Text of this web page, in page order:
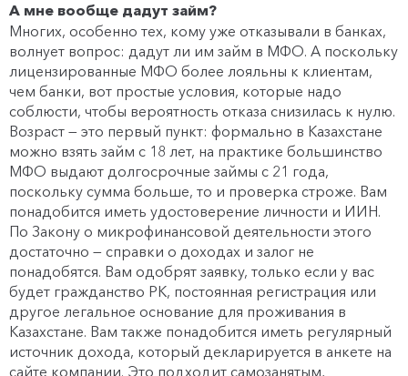
А мне вообще дадут займ?
Многих, особенно тех, кому уже отказывали в банках,
волнует вопрос: дадут ли им займ в МФО. А поскольку
лицензированные МФО более лояльны к клиентам,
чем банки, вот простые условия, которые надо
соблюсти, чтобы вероятность отказа снизилась к нулю.
Возраст — это первый пункт: формально в Казахстане
можно взять займ с 18 лет, на практике большинство
МФО выдают долгосрочные займы с 21 года,
поскольку сумма больше, то и проверка строже. Вам
понадобится иметь удостоверение личности и ИИН.
По Закону о микрофинансовой деятельности этого
достаточно — справки о доходах и залог не
понадобятся. Вам одобрят заявку, только если у вас
будет гражданство РК, постоянная регистрация или
другое легальное основание для проживания в
Казахстане. Вам также понадобится иметь регулярный
источник дохода, который декларируется в анкете на
сайте компании. Это подходит самозанятым,